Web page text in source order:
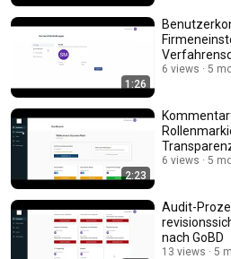
1:26
richtig
6 views 5
2:23
6 views 5
Audit-
nach GoBD
13 views 5